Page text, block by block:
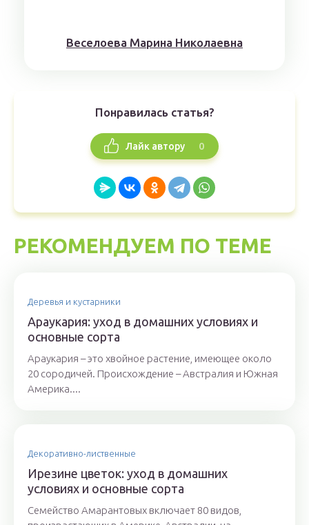
Веселоева Марина Николаевна
Понравилась статья?
Лайк автору 0
РЕКОМЕНДУЕМ ПО ТЕМЕ
Деревья и кустарники
Араукария: уход в домашних условиях и
основные сорта
Араукария – это хвойное растение, имеющее около
20 сородичей. Происхождение – Австралия и Южная
Америка....
Декоративно-лиственные
Ирезине цветок: уход в домашних
условиях и основные сорта
Семейство Амарантовых включает 80 видов,